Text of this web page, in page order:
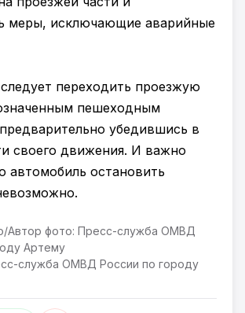
меры, исключающие аварийные
переходить проезжую
пешеходным
убедившись в
своего движения. И важно
автомобиль остановить
Автор фото: Пресс-служба ОМВД
Артему
служба ОМВД России по городу